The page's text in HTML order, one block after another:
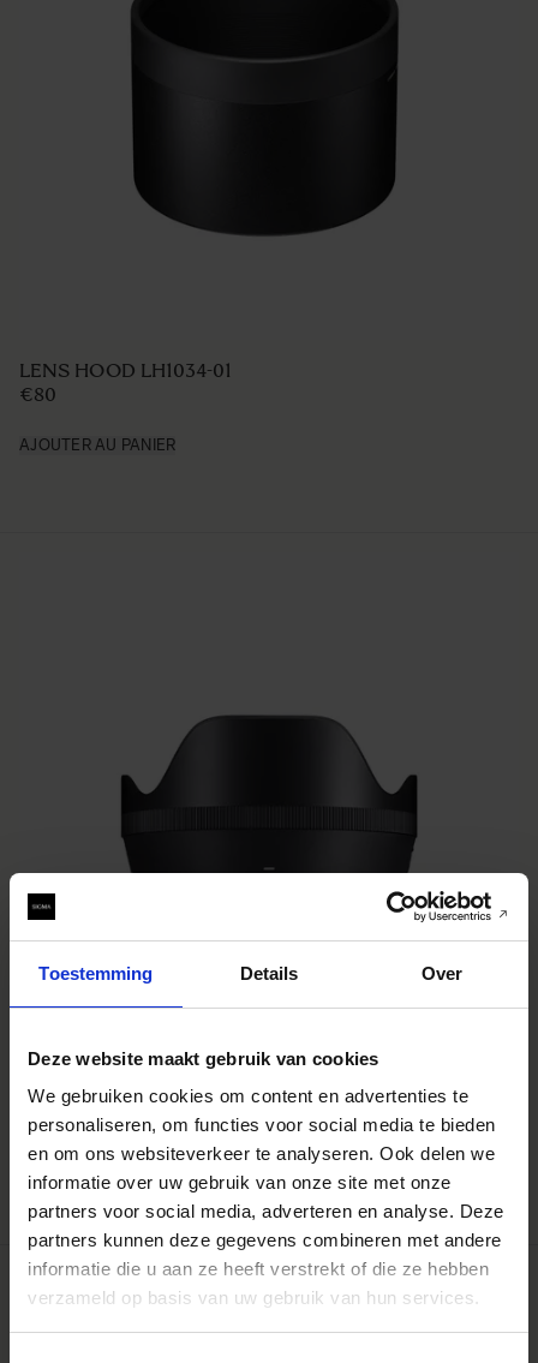
Toestemming Details Over
Deze website maakt gebruik van cookies
We gebruiken cookies om content en advertenties te
personaliseren, om functies voor social media te bieden
en om ons websiteverkeer te analyseren. Ook delen we
informatie over uw gebruik van onze site met onze
partners voor social media, adverteren en analyse. Deze
partners kunnen deze gegevens combineren met andere
informatie die u aan ze heeft verstrekt of die ze hebben
verzameld op basis van uw gebruik van hun services.
LENS HOOD LH1034-01
€80
AJOUTER AU PANIER
€59
AJOUTER AU PANIER